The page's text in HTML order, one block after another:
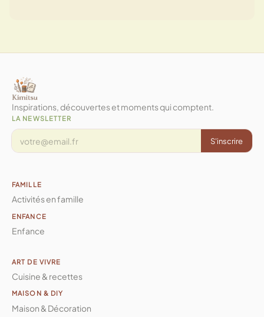
Inspirations, découvertes et moments qui comptent.
LA NEWSLETTER
S'inscrire
FAMILLE
Activités en famille
ENFANCE
Enfance
ART DE VIVRE
Cuisine & recettes
MAISON & DIY
Maison & Décoration